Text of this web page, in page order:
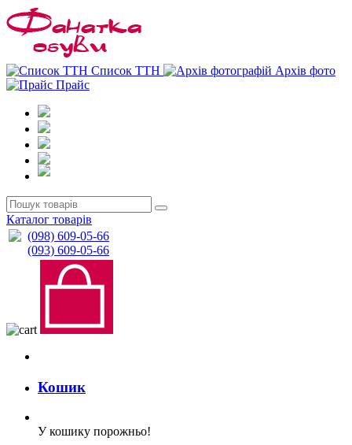
Список ТТН
Архів фото
Прайс
Каталог товарів
(098) 609-05-66
(093) 609-05-66
Кошик
У кошику порожньо!